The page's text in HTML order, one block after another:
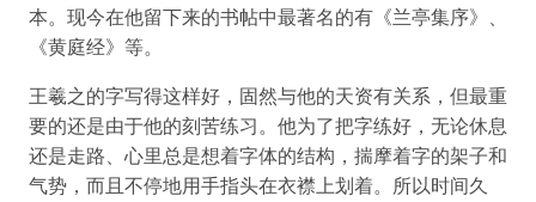
本。现今在他留下来的书帖中最著名的有《兰亭集序》、
《黄庭经》等。
王羲之的字写得这样好，固然与他的天资有关系，但最重
要的还是由于他的刻苦练习。他为了把字练好，无论休息
还是走路、心里总是想着字体的结构，揣摩着字的架子和
气势，而且不停地用手指头在衣襟上划着。所以时间久